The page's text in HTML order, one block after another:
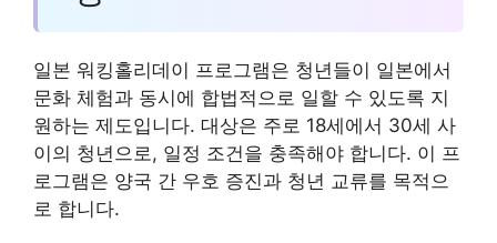
일본 워킹홀리데이 프로그램은 청년들이 일본에서
문화 체험과 동시에 합법적으로 일할 수 있도록 지
원하는 제도입니다. 대상은 주로 18세에서 30세 사
이의 청년으로, 일정 조건을 충족해야 합니다. 이 프
로그램은 양국 간 우호 증진과 청년 교류를 목적으
로 합니다.